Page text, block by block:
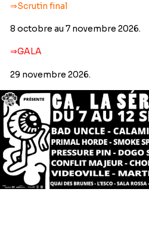
⇒Scrutin final
8 octobre au 7 novembre 2026.
⇒GALA
29 novembre 2026.